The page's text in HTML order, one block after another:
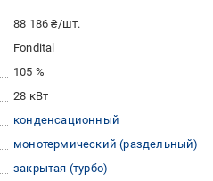
88 186 ₴/шт.
Fondital
105 %
28 кВт
конденсационный
монотермический (раздельный)
закрытая (турбо)